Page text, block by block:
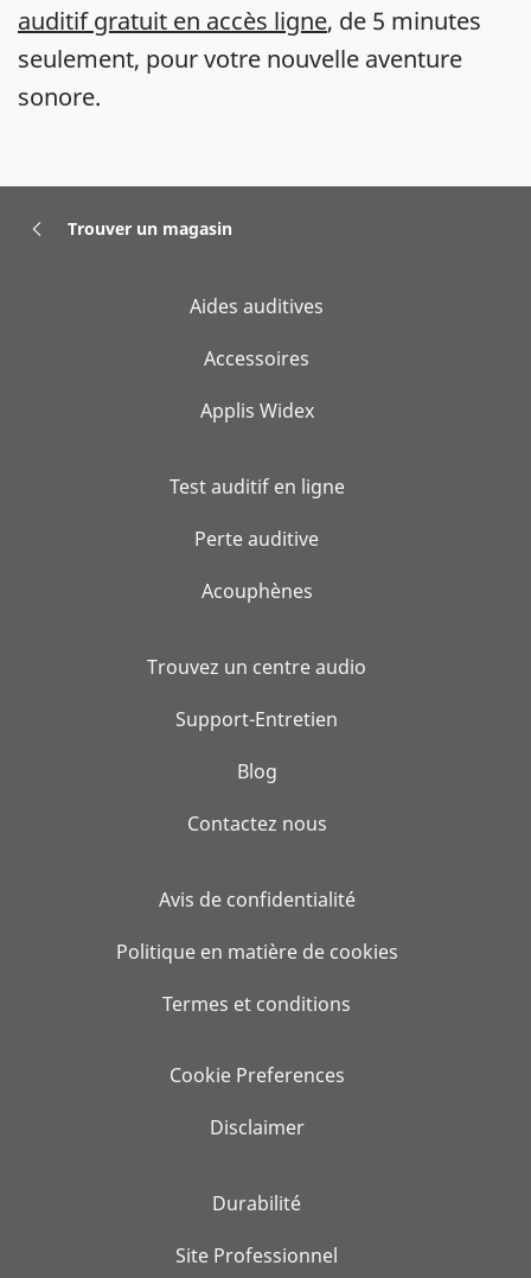
auditif gratuit en accès ligne, de 5 minutes
seulement, pour votre nouvelle aventure
sonore.
Trouver un magasin
Aides auditives
Accessoires
Applis Widex
Test auditif en ligne
Perte auditive
Acouphènes
Trouvez un centre audio
Support-Entretien
Blog
Contactez nous
Avis de confidentialité
Politique en matière de cookies
Termes et conditions
Cookie Preferences
Disclaimer
Durabilité
Site Professionnel